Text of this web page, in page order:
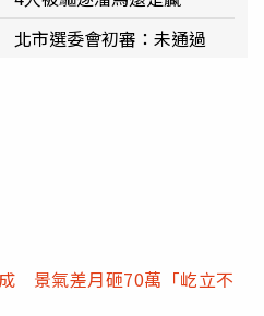
市選委會初審：未通過
景氣差月砸70萬「屹立不